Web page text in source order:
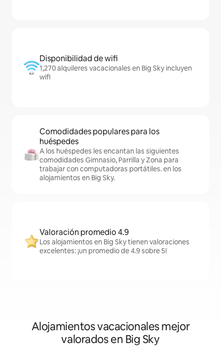
Disponibilidad de wifi
1,270 alquileres vacacionales en Big Sky incluyen
wifi
Comodidades populares para los
huéspedes
A los huéspedes les encantan las siguientes
comodidades Gimnasio, Parrilla y Zona para
trabajar con computadoras portátiles. en los
alojamientos en Big Sky.
Valoración promedio 4.9
Los alojamientos en Big Sky tienen valoraciones
excelentes: ¡un promedio de 4.9 sobre 5!
Alojamientos vacacionales mejor
valorados en Big Sky